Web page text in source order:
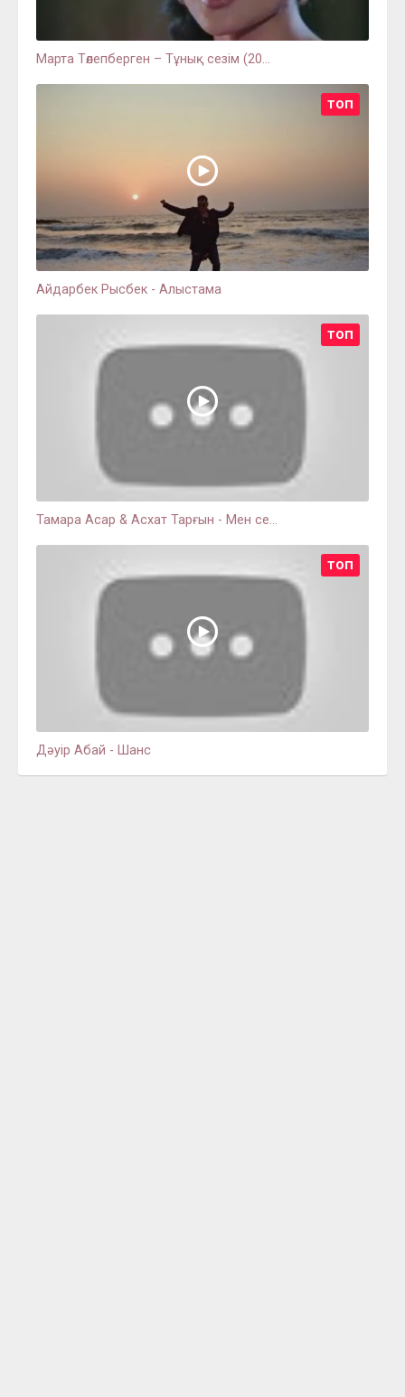
Марта Төлепберген – Тұнық сезім (20...
ТОП
Айдарбек Рысбек - Алыстама
ТОП
Тамара Асар & Асхат Тарғын - Мен се...
ТОП
Дәуір Абай - Шанс